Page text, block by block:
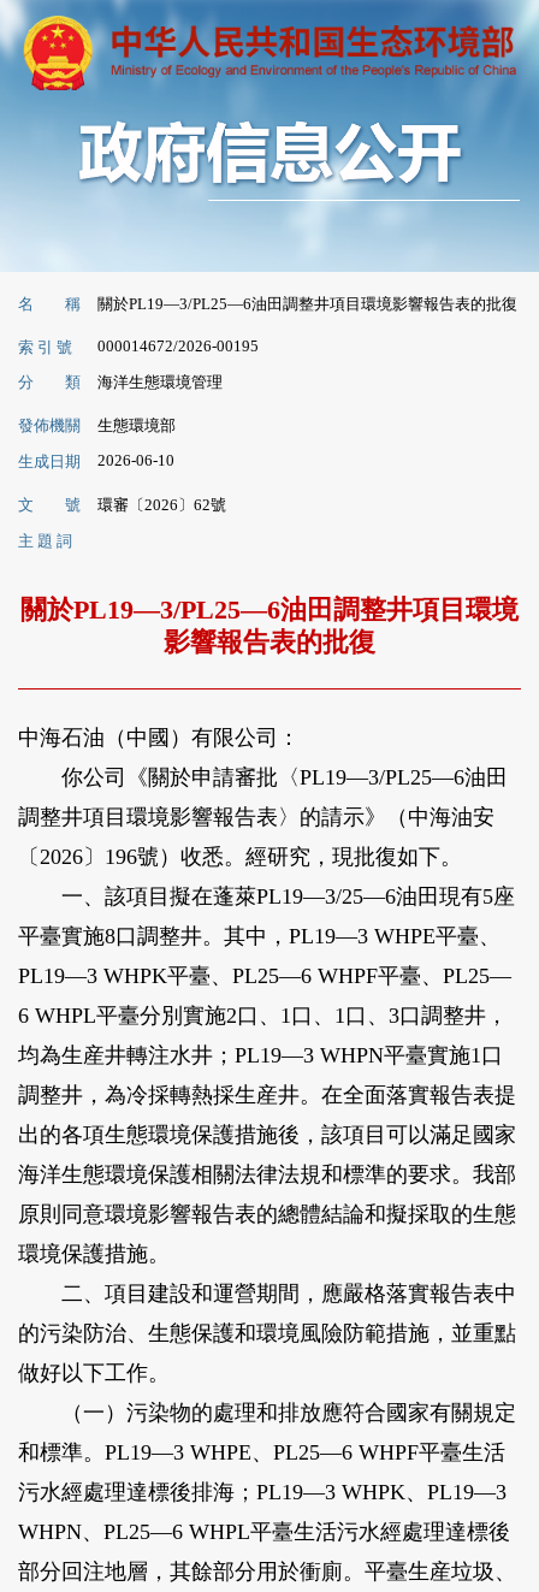
名 稱 關於PL19—3/PL25—6油田調整井項目環境影響報告表的批復
索 引 號 000014672/2026-00195
分 類 海洋生態環境管理
發佈機關
生態環境部
生成日期
2026-06-10
文 號
環審〔2026〕62號
主 題 詞
關於PL19—3/PL25—6油田調整井項目環境
影響報告表的批復
中海石油（中國）有限公司：
你公司《關於申請審批〈PL19—3/PL25—6油田
調整井項目環境影響報告表〉的請示》（中海油安
〔2026〕196號）收悉。經研究，現批復如下。
一、該項目擬在蓬萊PL19—3/25—6油田現有5座
平臺實施8口調整井。其中，PL19—3 WHPE平臺、
PL19—3 WHPK平臺、PL25—6 WHPF平臺、PL25—
6 WHPL平臺分別實施2口、1口、1口、3口調整井，
均為生産井轉注水井；PL19—3 WHPN平臺實施1口
調整井，為冷採轉熱採生産井。在全面落實報告表提
出的各項生態環境保護措施後，該項目可以滿足國家
海洋生態環境保護相關法律法規和標準的要求。我部
原則同意環境影響報告表的總體結論和擬採取的生態
環境保護措施。
二、項目建設和運營期間，應嚴格落實報告表中
的污染防治、生態保護和環境風險防範措施，並重點
做好以下工作。
（一）污染物的處理和排放應符合國家有關規定
和標準。PL19—3 WHPE、PL25—6 WHPF平臺生活
污水經處理達標後排海；PL19—3 WHPK、PL19—3
WHPN、PL25—6 WHPL平臺生活污水經處理達標後
部分回注地層，其餘部分用於衝廁。平臺生産垃圾、